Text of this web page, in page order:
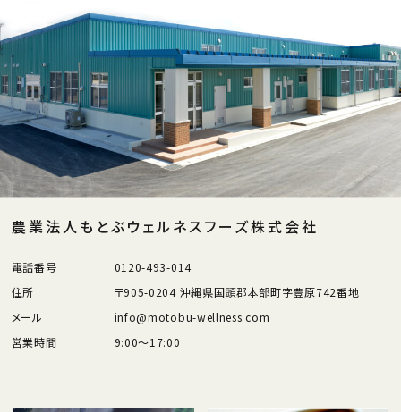
農業法人もとぶウェルネスフーズ株式会社
電話番号
0120-493-014
住所
〒905-0204 沖縄県国頭郡本部町字豊原742番地
メール
info@motobu-wellness.com
営業時間
9:00～17:00